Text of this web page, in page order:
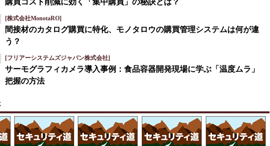
購買コスト削減に効く「集中購買」の秘訣とは？
[株式会社MonotaRO]
間接材のカタログ購買に特化、モノタロウの購買管理システムは何が違
う？
[フリアーシステムズジャパン株式会社]
サーモグラフィカメラ導入事例：食品容器開発現場に学ぶ「温度ムラ」
把握の方法